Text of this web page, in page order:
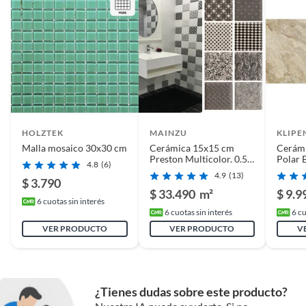
Ancho aproximado Menor o igual a 30 cm
Adhesivo
recomendado
Adhesivo cerámico
Presentación Unidad
desgaste
AC-2 (uso doméstico general)
Lisa
Características
Malla mosaico con apariencia
HOLZTEK
Malla mosaico 30x30 cm
4.8 (6)
$ 3.790
6cuotas sin interés
VER PRODUCTO
MAINZU
Cerámica 15x15 cm
Preston Multicolor. 0.5
m2
4.9 (13)
$ 33.490 m²
6cuotas sin interés
VER PRODUCTO
Polar
$
6
¿Tienes dudas sobre este producto?